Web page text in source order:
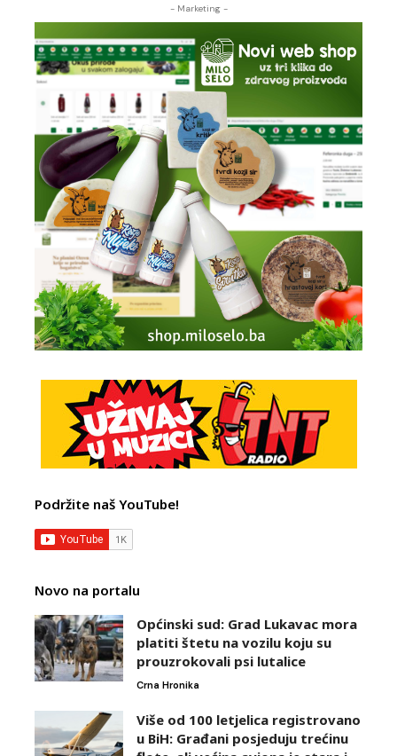
- Marketing -
Podržite naš YouTube!
Novo na portalu
Općinski sud: Grad Lukavac mora
platiti štetu na vozilu koju su
prouzrokovali psi lutalice
Crna Hronika
Više od 100 letjelica registrovano
u BiH: Građani posjeduju trećinu